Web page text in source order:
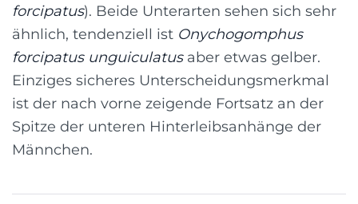
forcipatus). Beide Unterarten sehen sich sehr
ähnlich, tendenziell ist Onychogomphus
forcipatus unguiculatusaber etwas gelber.
Einziges sicheres Unterscheidungsmerkmal
ist der nach vorne zeigende Fortsatz an der
Spitze der unteren Hinterleibsanhänge der
Männchen.